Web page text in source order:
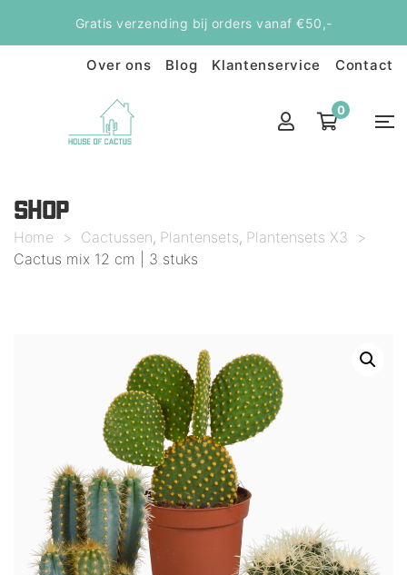
Gratis verzending bij orders vanaf €50,-
Over ons Blog Klantenservice Contact
0
SHOP
Home > Cactussen, Plantensets, Plantensets X3
>
Cactus mix 12 cm | 3 stuks